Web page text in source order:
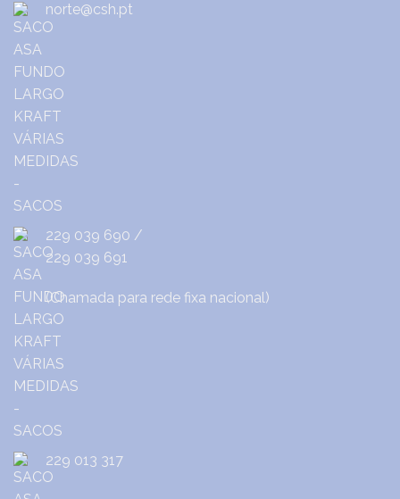
norte@csh.pt
229 039 690 /
229 039 691
(Chamada para rede fixa nacional)
229 013 317